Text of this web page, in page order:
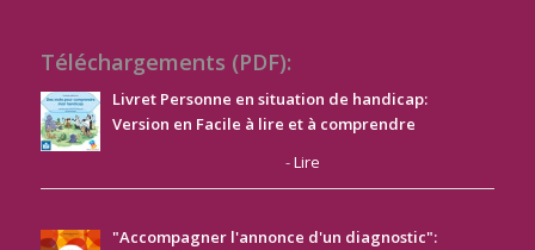
Téléchargements (PDF):
Livret Personne en situation de handicap:
Version en Facile à lire et à comprendre
-Lire
"Accompagner l'annonce d'un diagnostic":